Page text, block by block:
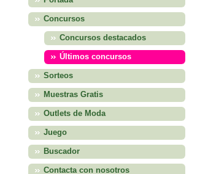
Concursos
Concursos destacados
Últimos concursos
Sorteos
Muestras Gratis
Outlets de Moda
Juego
Buscador
Contacta con nosotros